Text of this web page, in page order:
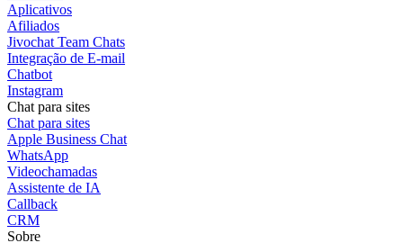
Aplicativos
Afiliados
Jivochat Team Chats
Integração de E-mail
Chatbot
Instagram
Chat para sites
Chat para sites
Apple Business Chat
WhatsApp
Videochamadas
Assistente de IA
Callback
CRM
Sobre